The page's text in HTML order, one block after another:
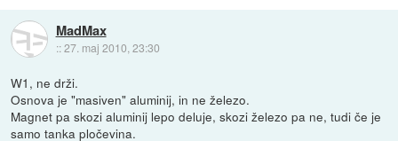
MadMax
::27. maj 2010, 23:30
W1, ne drži.
Osnova je "masiven" aluminij, in ne železo.
Magnet pa skozi aluminij lepo deluje, skozi železo pa ne, tudi če je
samo tanka pločevina.